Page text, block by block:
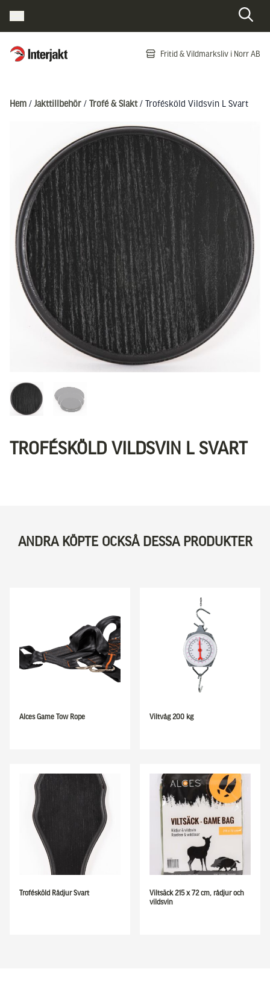
Interjakt SE Fritid & Vildmarksliv i Norr AB
Hem / Jakttillbehör / Trofé & Slakt/ Trofésköld Vildsvin L Svart
TROFÉSKÖLD VILDSVIN L SVART
ANDRA KÖPTE OCKSÅ DESSA PRODUKTER
Alces Game Tow Rope Viltvåg 200 kg
Trofésköld Rådjur Svart
Viltsäck 215 x 72 cm, rådjur och
vildsvin